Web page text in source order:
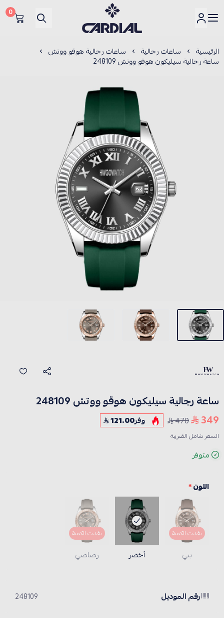
كارديــال
0
الرئيسية ساعات رجالية ساعات رجالية هوقو ووتش
ساعة رجالية سيليكون هوقو ووتش 248109
ساعة رجالية سيليكون هوقو ووتش 248109
349
470 وفر121.00
السعر شامل الضريبة
متوفر
اللون*
نفدت الكمية
بني أخضر
نفدت الكمية
رصاصي
رقم الموديل 248109